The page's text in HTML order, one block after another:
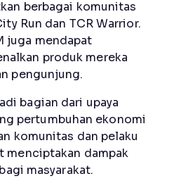
berbagai komunitas
Run dan TCR Warrior.
juga mendapat
produk mereka
pengunjung.
bagian dari upaya
pertumbuhan ekonomi
komunitas dan pelaku
menciptakan dampak
masyarakat.